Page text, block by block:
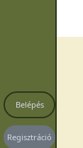
Belépés
Regisztráció